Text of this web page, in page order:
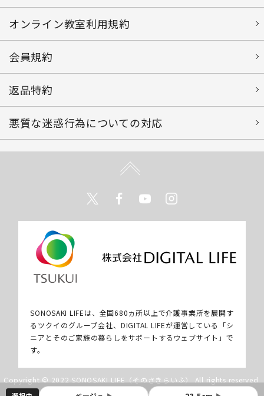
オンライン教室利用規約
会員規約
返品特約
悪質な迷惑行為についての対応
TwitterFacebookYoutube
SONOSAKI LIFEは、全国680ヵ所以上で介護事業所を展開す
るツクイのグループ会社、DIGITAL LIFEが運営している「シ
ニアとそのご家族の暮らしをサポートするウェブサイト」で
す。
Copyright © 2022 SONOSAKI LIFE（そのさきらいふ） All rights reserved.